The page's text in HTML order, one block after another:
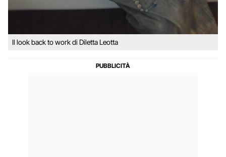
Il look back to work di Diletta Leotta